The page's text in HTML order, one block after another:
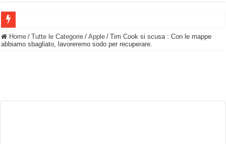
BASTA FATICARE! Questo robot tagliaerba lo appoggi e fa tutto lui! (Senza
Home / Tutte le Categorie / Apple / Tim Cook si scusa : Con le mappe
abbiamo sbagliato, lavoreremo sodo per recuperare.